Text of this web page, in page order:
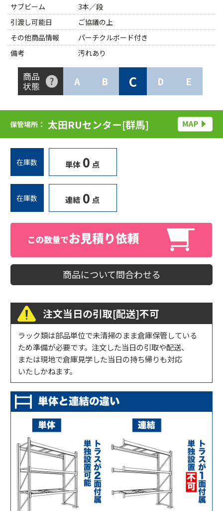
サブビーム
3本／段
引渡し可能日
ご協議の上
その他商品情報
パーチクルボード付き
備考
汚れあり
商品
状態
A B C D E
保管場所： 太田RUセンター[群馬]
在庫数 単体 0 点
在庫数 連結 0 点
商品について問合わせる
注文当日の引取[配送]不可
ラック類は部品単位で未清掃のまま倉庫保管している
ため準備が必要です。注文した当日の引取や配送、
または現地で倉庫見学した当日の持ち帰りも対応
いたしかねます。